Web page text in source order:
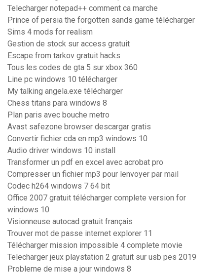
Telecharger notepad++ comment ca marche
Prince of persia the forgotten sands game télécharger
Sims 4 mods for realism
Gestion de stock sur access gratuit
Escape from tarkov gratuit hacks
Tous les codes de gta 5 sur xbox 360
Line pc windows 10 télécharger
My talking angela.exe télécharger
Chess titans para windows 8
Plan paris avec bouche metro
Avast safezone browser descargar gratis
Convertir fichier cda en mp3 windows 10
Audio driver windows 10 install
Transformer un pdf en excel avec acrobat pro
Compresser un fichier mp3 pour lenvoyer par mail
Codec h264 windows 7 64 bit
Office 2007 gratuit télécharger complete version for
windows 10
Visionneuse autocad gratuit français
Trouver mot de passe internet explorer 11
Télécharger mission impossible 4 complete movie
Telecharger jeux playstation 2 gratuit sur usb pes 2019
Probleme de mise a jour windows 8